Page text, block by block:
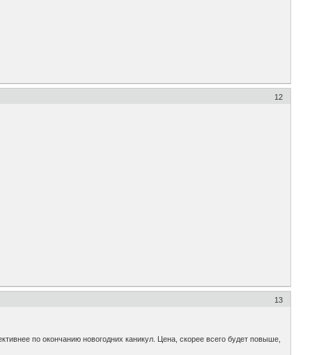
12
13
по окончанию новогодних каникул. Цена, скорее всего будет повыше,